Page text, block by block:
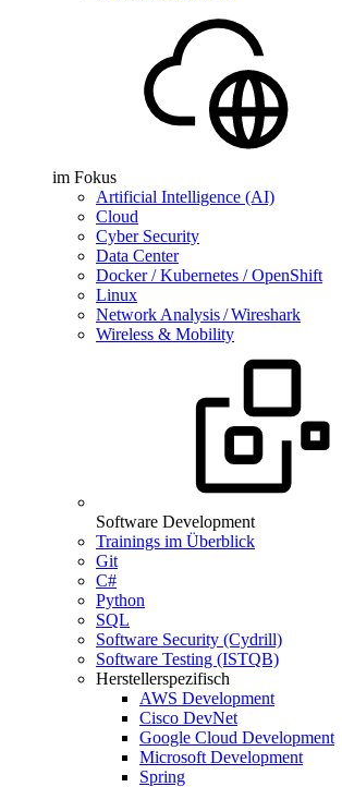
im Fokus
Artificial Intelligence (AI)
Cloud
Cyber Security
Data Center
Docker / Kubernetes / OpenShift
Linux
Network Analysis / Wireshark
Wireless & Mobility
Software Development
Trainings im Überblick
Git
C#
Python
SQL
Software Security (Cydrill)
Software Testing (ISTQB)
Herstellerspezifisch
AWS Development
Cisco DevNet
Google Cloud Development
Microsoft Development
Spring